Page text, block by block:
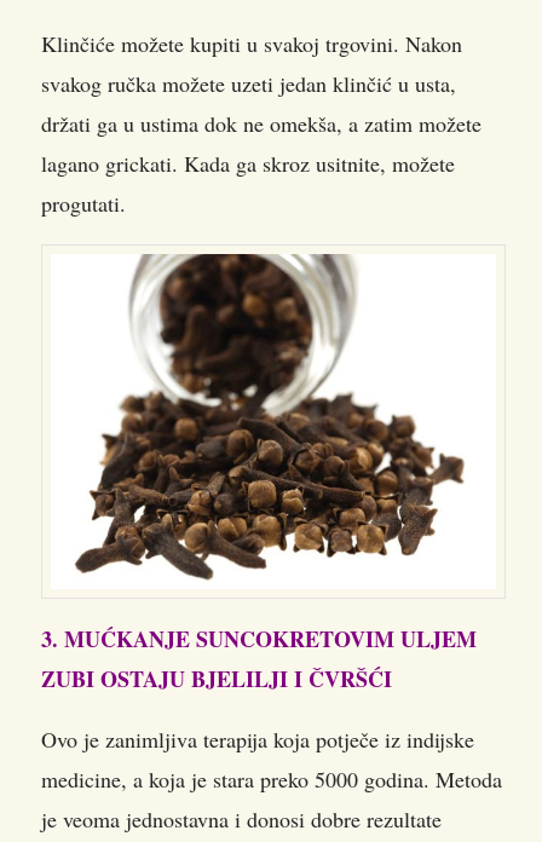
Klinčiće možete kupiti u svakoj trgovini. Nakon
svakog ručka možete uzeti jedan klinčić u usta,
držati ga u ustima dok ne omekša, a zatim možete
lagano grickati. Kada ga skroz usitnite, možete
progutati.
3. MUĆKANJE SUNCOKRETOVIM ULJEM
ZUBI OSTAJU BJELILJI I ČVRŠĆI
Ovo je zanimljiva terapija koja potječe iz indijske
medicine, a koja je stara preko 5000 godina. Metoda
je veoma jednostavna i donosi dobre rezultate